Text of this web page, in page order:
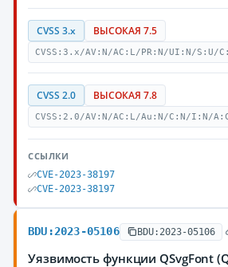
CVSS 3.x ВЫСОКАЯ 7.5
CVSS:3.x/AV:N/AC:L/PR:N/UI:N/S:U/
CVSS 2.0 ВЫСОКАЯ 7.8
CVSS:2.0/AV:N/AC:L/Au:N/C:N/I:N/
ССЫЛКИ
CVE-2023-38197
CVE-2023-38197
BDU:2023-05106 BDU:2023-05106
Уязвимость функции QSvgFont